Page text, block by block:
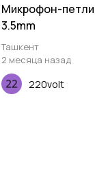
Микрофон-
3.5mm
Ташкент
2 месяца назад
220volt